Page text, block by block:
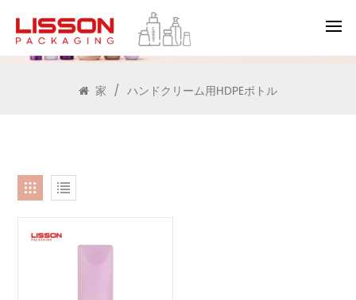
検索
家 / ハンドクリーム用HDPEボトル